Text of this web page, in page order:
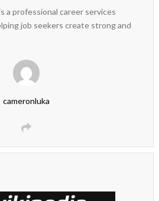
a professional career services
job seekers create strong and
cameronluka